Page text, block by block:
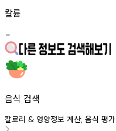
칼륨
-
음식 검색
칼로리 & 영양정보 계산, 음식 평가